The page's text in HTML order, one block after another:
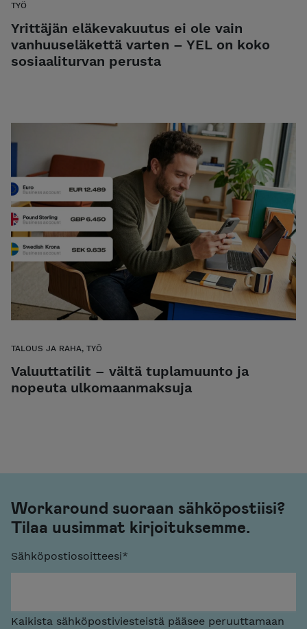
TYÖ
Yrittäjän eläkevakuutus ei ole vain
vanhuuseläkettä varten – YEL on koko
sosiaaliturvan perusta
TALOUS JA RAHA, TYÖ
Valuuttatilit – vältä tuplamuunto ja
nopeuta ulkomaanmaksuja
Workaround suoraan sähköpostiisi?
Tilaa uusimmat kirjoituksemme.
Sähköpostiosoitteesi*
Kaikista sähköpostiviesteistä pääsee peruuttamaan